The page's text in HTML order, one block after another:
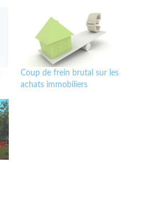
Coup de frein brutal sur les
achats immobiliers